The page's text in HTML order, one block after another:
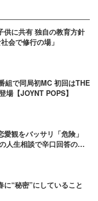
供に共有 独自の教育方針
会で修行の場」
組で同局初MC 初回はTHE
場【JOYNT POPS】
観をバッサリ「危険」
人生相談で辛口回答の理
“秘密”にしていること